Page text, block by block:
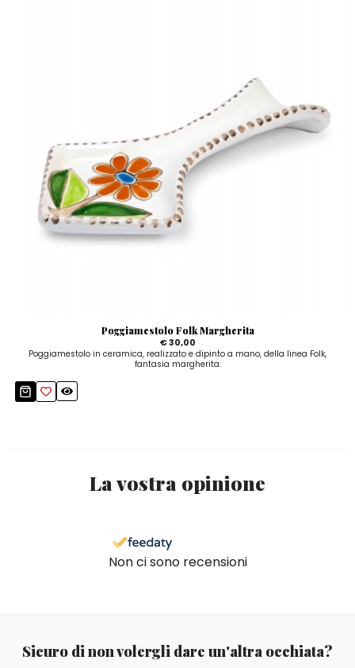
Poggiamestolo Folk Margherita
€ 30,00
Poggiamestolo in ceramica, realizzato e dipinto a mano, della linea Folk,
fantasia margherita.
La vostra opinione
Non ci sono recensioni
Sicuro di non volergli dare un'altra occhiata?